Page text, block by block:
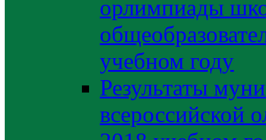
орлимпиады
учебном году
Результаты
всероссийской